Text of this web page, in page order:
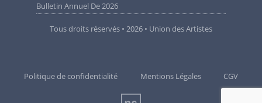
Bulletin Annuel De 2026
Tous droits réservés • 2026 • Union des Artistes
Politique de confidentialité Mentions Légales CGV